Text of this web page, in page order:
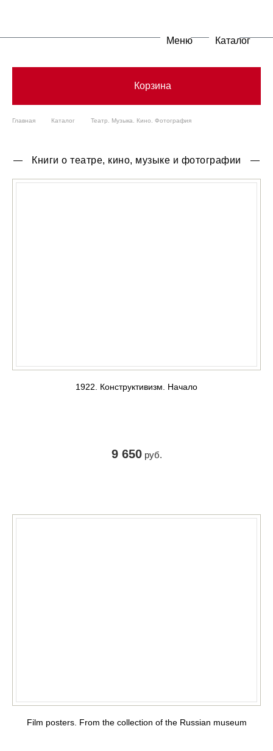
Меню Каталог
Корзина
Главная Каталог Театр. Музыка. Кино. Фотография
Книги о театре, кино, музыке и фотографии
1922. Конструктивизм. Начало
9 650руб.
Film posters. From the collection of the Russian museum